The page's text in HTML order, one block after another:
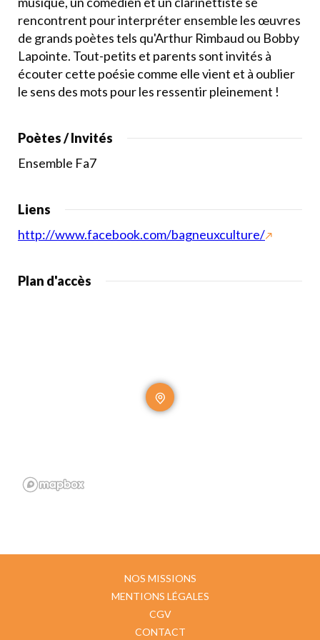
rencontrent pour interpréter ensemble les œuvres
de grands poètes tels qu'Arthur Rimbaud ou Bobby
Lapointe. Tout-petits et parents sont invités à
écouter cette poésie comme elle vient et à oublier
le sens des mots pour les ressentir pleinement !
Poètes / Invités
Ensemble Fa7
Liens
http://www.facebook.com/bagneuxculture/
Plan d'accès
NOS MISSIONS
MENTIONS LÉGALES
CGV
CONTACT